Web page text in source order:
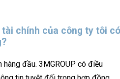
tài chính của công ty tôi có
đầu. 3MGROUP có điều